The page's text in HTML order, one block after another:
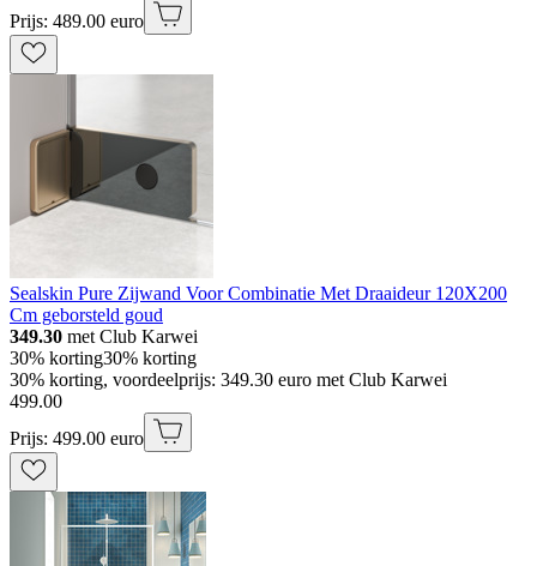
Prijs: 489.00 euro
Sealskin Pure Zijwand Voor Combinatie Met Draaideur 120X200
Cm geborsteld goud
349.30 met Club Karwei
30% korting30% korting
30% korting, voordeelprijs: 349.30 euro met Club Karwei
499.00
Prijs: 499.00 euro